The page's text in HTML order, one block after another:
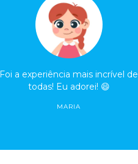
Foi a experiência mais incrível de
todas! Eu adorei! 😄
MARIA